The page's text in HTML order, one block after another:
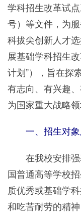
学科招生改革试
号）等文件，为
科拔尖创新人才
展基础学科招生
计划”），旨在探
有志向、有兴趣
为国家重大战略领
一、招生对
在我校安排
国普通高等学校
质优秀或基础学
和吃苦耐劳的精